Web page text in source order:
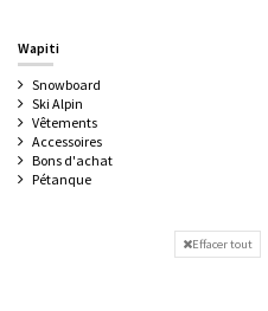
Wapiti
Snowboard
Ski Alpin
Vêtements
Accessoires
Bons d'achat
Pétanque
Effacer tout